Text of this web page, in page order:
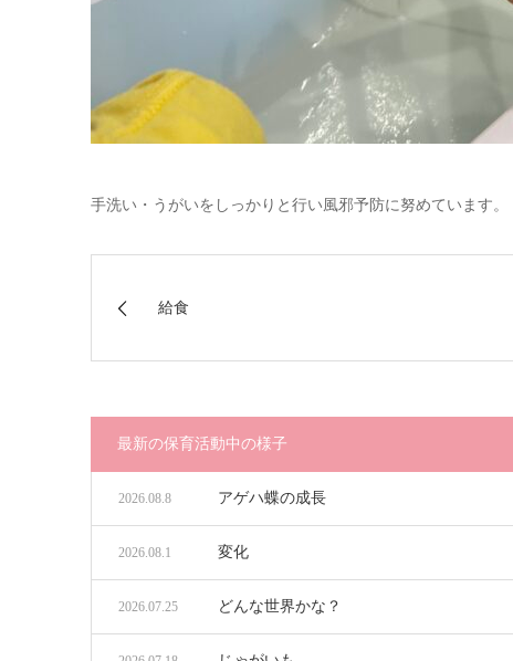
手洗い・うがいをしっかりと行い風邪予防に努めています。
給食
最新の保育活動中の様子
アゲハ蝶の成長
2026.08.8
変化
2026.08.1
どんな世界かな？
2026.07.25